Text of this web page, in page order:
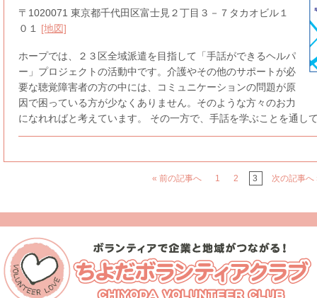
〒1020071 東京都千代田区富士見２丁目３－７タカオビル１
０１ [地図]
ホープでは、２３区全域派遣を目指して「手話ができるヘルパ
ー」プロジェクトの活動中です。介護やその他のサポートが必
要な聴覚障害者の方の中には、コミュニケーションの問題が原
因で困っている方が少なくありません。そのような方々のお力
になれればと考えています。 その一方で、手話を学ぶことを通し
« 前の記事へ 1 2 3 次の記事へ